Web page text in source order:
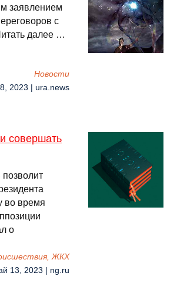
заявлением
с
далее …
Новости
2023 | ura.news
совершать
во время
о
ЖКХ
13, 2023 | ng.ru